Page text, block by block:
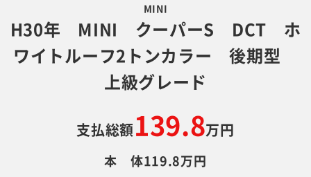
MINI
H30年 MINI クーパーS DCT ホ
ワイトルーフ2トンカラー 後期型
上級グレード
支払総額139.8万円
本 体119.8万円